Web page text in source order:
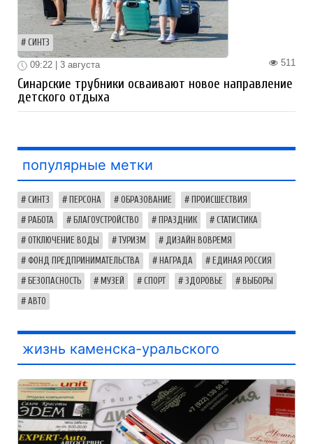
СИНТЗ
511
09:22 | 3 августа
Синарские трубники осваивают новое направление
детского отдыха
популярные метки
СИНТЗ ПЕРСОНА ОБРАЗОВАНИЕ ПРОИСШЕСТВИЯ
РАБОТА БЛАГОУСТРОЙСТВО ПРАЗДНИК СТАТИСТИКА
ОТКЛЮЧЕНИЕ ВОДЫ ТУРИЗМ ДИЗАЙН ВОВРЕМЯ
ФОНД ПРЕДПРИНИМАТЕЛЬСТВА НАГРАДА ЕДИНАЯ РОССИЯ
БЕЗОПАСНОСТЬ МУЗЕЙ СПОРТ ЗДОРОВЬЕ ВЫБОРЫ
АВТО
жизнь каменска-уральского